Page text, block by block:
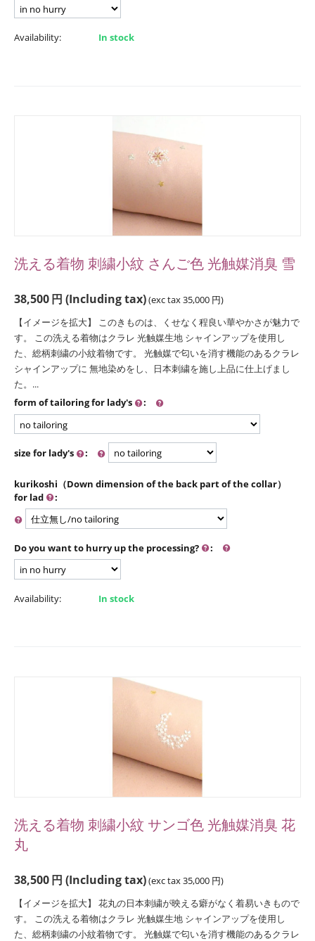
Availability: In stock
洗える着物 刺繍小紋 さんご色 光触媒消臭 雪
38,500円 (Including tax)(exc tax35,000 円)
【イメージを拡大】 このきものは、くせなく程良い華やかさが魅力で
す。 この洗える着物はクラレ 光触媒生地 シャインアップを使用し
た、総柄刺繍の小紋着物です。 光触媒で匂いを消す機能のあるクラレ
シャインアップに 無地染めをし、日本刺繍を施し上品に仕上げまし
た。...
form of tailoring for lady's
:
size for lady's :
kurikoshi（Down dimension of the back part of the collar）
for lad
:
Do you want to hurry up the processing? :
Availability: In stock
洗える着物 刺繍小紋 サンゴ色 光触媒消臭 花
丸
38,500円 (Including tax)(exc tax35,000 円)
【イメージを拡大】 花丸の日本刺繍が映える癖がなく着易いきもので
す。 この洗える着物はクラレ 光触媒生地 シャインアップを使用し
た、総柄刺繍の小紋着物です。 光触媒で匂いを消す機能のあるクラレ